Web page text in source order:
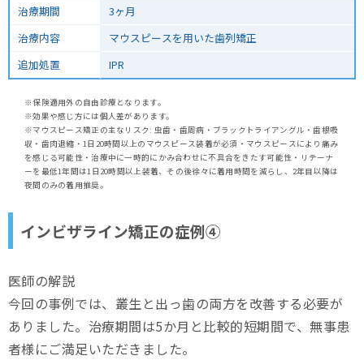
治療期間
3ヶ月
治療内容
マウスピースを用いた歯列矯正
追加処置
IPR
※保険適用外の自由診療となります。
※効果や感じ方には個人差があります。
※マウスピース矯正の主なリスク: 虫歯・歯周病・ブラックトライアングル・歯根吸
収・歯肉退縮・1日20時間以上のマウスピース装着が必須・マウスピースにより痛み
を感じる可能性・治療中に一時的にかみ合わせに不具合をきたす可能性・リテーナ
ーを最低1年間は1日20時間以上装着、その後徐々に着用時間を減らし、2年目以降は
夜間のみの着用推奨。
インビザライン矯正の症例④
医師の解説
今回の事例では、叢生と出っ歯の両方を改善する必要が
ありました。治療期間は5か月と比較的短期間で、無事患
者様にご満足いただきました。